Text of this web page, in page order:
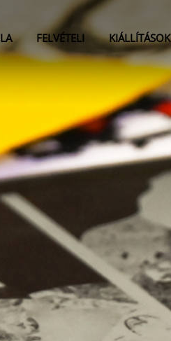
FELVÉTELI KIÁLLÍTÁSOK